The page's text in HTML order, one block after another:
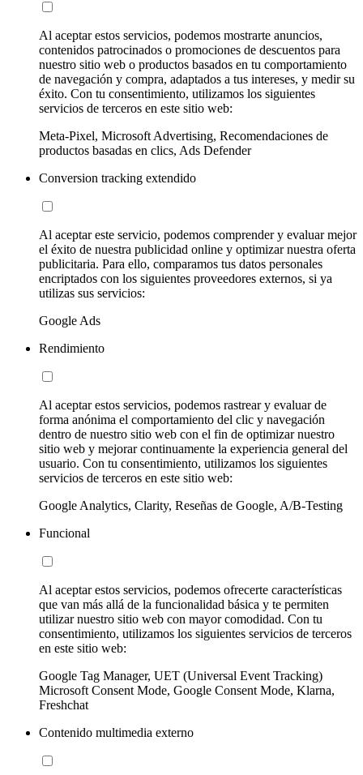
Al aceptar estos servicios, podemos mostrarte anuncios,
contenidos patrocinados o promociones de descuentos para
nuestro sitio web o productos basados en tu comportamiento
de navegación y compra, adaptados a tus intereses, y medir su
éxito. Con tu consentimiento, utilizamos los siguientes
servicios de terceros en este sitio web:
Meta-Pixel, Microsoft Advertising, Recomendaciones de
productos basadas en clics, Ads Defender
Conversion tracking extendido
Al aceptar este servicio, podemos comprender y evaluar mejor
el éxito de nuestra publicidad online y optimizar nuestra oferta
publicitaria. Para ello, comparamos tus datos personales
encriptados con los siguientes proveedores externos, si ya
utilizas sus servicios:
Google Ads
Rendimiento
Al aceptar estos servicios, podemos rastrear y evaluar de
forma anónima el comportamiento del clic y navegación
dentro de nuestro sitio web con el fin de optimizar nuestro
sitio web y mejorar continuamente la experiencia general del
usuario. Con tu consentimiento, utilizamos los siguientes
servicios de terceros en este sitio web:
Google Analytics, Clarity, Reseñas de Google, A/B-Testing
Funcional
Al aceptar estos servicios, podemos ofrecerte características
que van más allá de la funcionalidad básica y te permiten
utilizar nuestro sitio web con mayor comodidad. Con tu
consentimiento, utilizamos los siguientes servicios de terceros
en este sitio web:
Google Tag Manager, UET (Universal Event Tracking)
Microsoft Consent Mode, Google Consent Mode, Klarna,
Freshchat
Contenido multimedia externo